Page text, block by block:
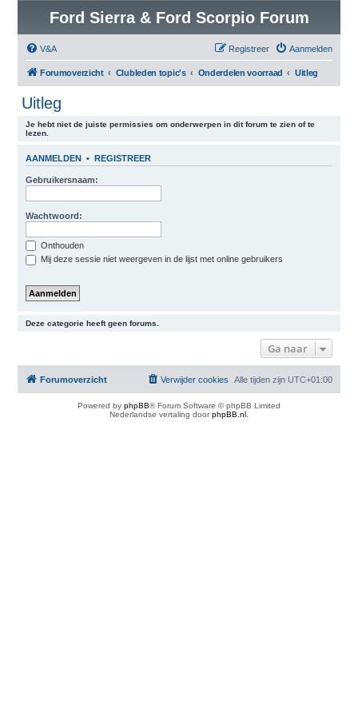
Ford Sierra & Ford Scorpio Forum
V&A Aanmelden
Registreer
Forumoverzicht Clubleden topic's Onderdelen voorraad Uitleg
Uitleg
Je hebt niet de juiste permissies om onderwerpen in dit forum te zien of te
lezen.
AANMELDEN • REGISTREER
Gebruikersnaam:
Wachtwoord:
Onthouden
Mij deze sessie niet weergeven in de lijst met online gebruikers
Deze categorie heeft geen forums.
Ga naar
Forumoverzicht Alle tijden zijn UTC+01:00
Verwijder cookies
Powered by phpBB® Forum Software © phpBB Limited
Nederlandse vertaling doorphpBB.nl